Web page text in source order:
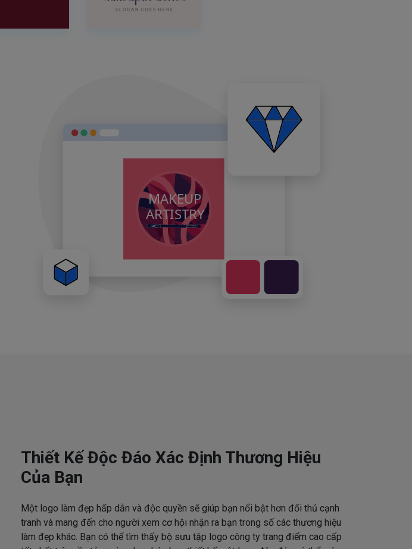
Thiết Kế Độc Đáo Xác Định Thương Hiệu
Của Bạn
Một logo làm đẹp hấp dẫn và độc quyền sẽ giúp bạn nổi bật hơn đối thủ cạnh
tranh và mang đến cho người xem cơ hội nhận ra bạn trong số các thương hiệu
làm đẹp khác. Bạn có thể tìm thấy bộ sưu tập logo công ty trang điểm cao cấp